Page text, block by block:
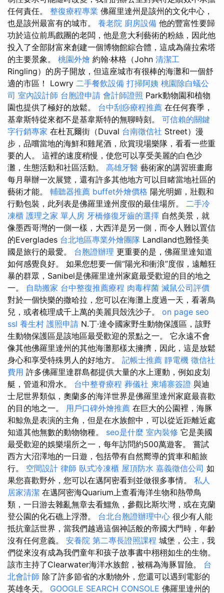
任何責任。 整復療程專業 佛羅里達州是該州的文化中心，
也是該州最富有的城市。 養老院 廚房設備 他的豐富性要歸
功於這位前馬戲團的老闆，他是意大利藝術的粉絲，因此他
投入了全部財富來創建一個博物館綜合體，這成為薩拉索塔
的主要景象。 桃園外燴 約翰·林格（John 清潔工
Ringling）的房子開放，但這座城市有很棒的海灘和一個舒
適的市區！ Lowry 二手餐飲設備 打掃阿姨 桃園除白蟻公
司 室內設計師 台胞證申請 會計師證照 Park動物園和植物
園也提供了極好的放鬆。 台中刮痧療程推薦 在任何賽季，
基韋斯特從來都不是基韋斯特的無聊時刻。 可信賴的關鍵
字行銷專家 在杜瓦爾街（Duval 台南徵信社 Street）漫
步，品嚐當地的海鮮和雞尾酒，欣賞現場樂隊，看看一些重
要的人。 這裡的速度稍慢，使您可以享受美麗的白色沙
灘，生態活動和社區活動。 高雄牙醫 藝術家的講習班畫廊
每月舉辦一次展覽，還有許多其他地方可以目睹當地社區的
藝術才能。 輔聽器推薦 buffet外燴價格 陽光明媚，壯觀和
行動包裝，此列表是佛羅里達州度假的最佳場所。 二手冷
凍櫃 護理之家 單人房 牙橋修復牙齒的選擇 自然美景，就
像墨西哥灣的一側一樣，大西洋是另一側，而令人難以置信
的Everglades 台北地區專業外燴團隊 Landland也難怪美
國是旅行的最愛。 台胞證辦理 更重要的是，佛羅里達知道
如何感覺良好。 如果您想要一個“陽光和衝浪”度假，遠離狂
暴的群眾，Sanibel是佛羅里達州家庭最受歡迎的目的地之
一。 自助搬家 台中整復推薦療程 肉毒桿菌 滅鼠公司評價
對於一個快樂的撒哈拉，您可以在海灘上度過一天，看著鳥
兒，或者梳理成千上萬的美麗貝殼洗沙子。 on page seo
ssl 養生村 護照申請 N.丁·達令國家野生動物保護區，該野
生動物保護區是該地區最受歡迎的景點之一。 它永遠不會
像其他佛羅里達州的其他海灘那樣太擁擠，因此，這是放鬆
身心和享受特殊男人的好地方。 記帳士推薦 靜電機 徵信社
費用 許多佛羅里達群島都提供大量的水上運動，例如皮划
艇，管道和滑水。 台中整脊療程 葬儀社 柬埔寨簽證 與迪
士尼世界類似，奧蘭多的海洋世界是佛羅里達州家庭最喜歡
的目的地之一。 用戶口碑外燴推薦 在巨大的公園裡，海豚
和鯨魚是表演的主角，但是在水族館中，可以從近距離近處
知道其他無數的動物物種。 seo是什麼 室內裝修 它是美國
最受歡迎的娛樂場所之一，每年訪問約500萬遊客。 嘗試
西方大沼澤地的一日遊，包括帶有自然嚮導的貨車和船旅
行。 空間設計 律師 臥式冷凍櫃 屋頂防水 嘉義徵信公司 如
果您喜歡野外，您可以在邁阿密看到並做很多事情。 私人
居家清潔 在邁阿密海Quarium上查看海洋生物和熱帶鳥
類，一日游去雜亂無章去看鱷魚，參觀比斯坎灣，或在克蘭
登公園的化石礁上浮潛。 台北台胞證辦理中心 很少有人能
抵抗童話世界，當我們越過這個神話般的帝國大門時，年齡
沒有任何意義。 安養院 第二專長證照課程 城堡，公主，我
們從來沒有成為我們童年和孩子故事書中栩栩如生的生物。
該市主持了Clearwater海洋水族館，被稱為海豚冒險。 台
北會計師 除了許多節省的水動物外，您還可以遇到電影的
英雄冬天。 GOOGLE SEARCH CONSOLE 佛羅里達州的